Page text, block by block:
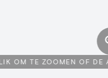
OM TE ZOOMEN OF DE